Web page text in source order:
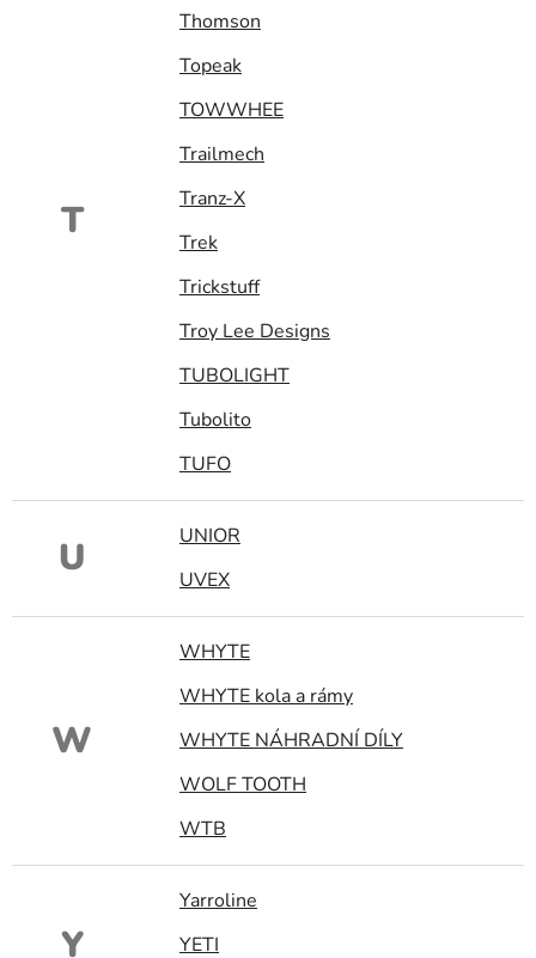
T
Thomson
Topeak
TOWWHEE
Trailmech
Tranz-X
Trek
Trickstuff
Troy Lee Designs
TUBOLIGHT
Tubolito
TUFO
U
UNIOR
UVEX
W
WHYTE
WHYTE kola a rámy
WHYTE NÁHRADNÍ DÍLY
WOLF TOOTH
WTB
Y
Yarroline
YETI